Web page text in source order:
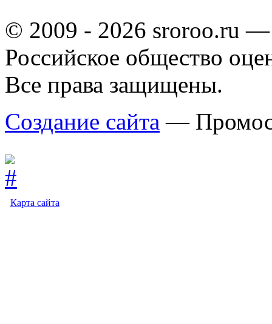
© 2009 - 2026 sroroo.ru —
Российское общество
Все права защищены.
Создание сайта —
Карта сайта